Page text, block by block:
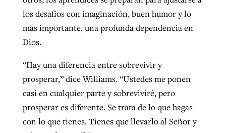
los desafíos con imaginación, buen humor y lo
más importante, una profunda dependencia en
Dios.
“Hay una diferencia entre sobrevivir y
prosperar,” dice Williams. “Ustedes me ponen
casi en cualquier parte y sobreviviré, pero
prosperar es diferente. Se trata de lo que hagas
con lo que tienes. Tienes que llevarlo al Señor y